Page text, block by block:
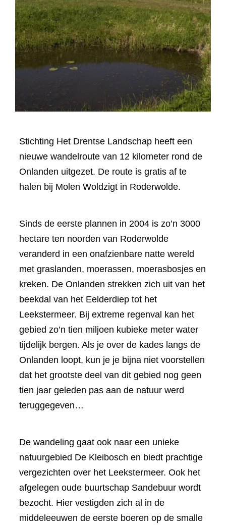
Stichting Het Drentse Landschap heeft een
nieuwe wandelroute van 12 kilometer rond de
Onlanden uitgezet. De route is gratis af te
halen bij Molen Woldzigt in Roderwolde.
Sinds de eerste plannen in 2004 is zo’n 3000
hectare ten noorden van Roderwolde
veranderd in een onafzienbare natte wereld
met graslanden, moerassen, moerasbosjes en
kreken. De Onlanden strekken zich uit van het
beekdal van het Eelderdiep tot het
Leekstermeer. Bij extreme regenval kan het
gebied zo’n tien miljoen kubieke meter water
tijdelijk bergen. Als je over de kades langs de
Onlanden loopt, kun je je bijna niet voorstellen
dat het grootste deel van dit gebied nog geen
tien jaar geleden pas aan de natuur werd
teruggegeven…
De wandeling gaat ook naar een unieke
natuurgebied De Kleibosch en biedt prachtige
vergezichten over het Leekstermeer. Ook het
afgelegen oude buurtschap Sandebuur wordt
bezocht. Hier vestigden zich al in de
middeleeuwen de eerste boeren op de smalle